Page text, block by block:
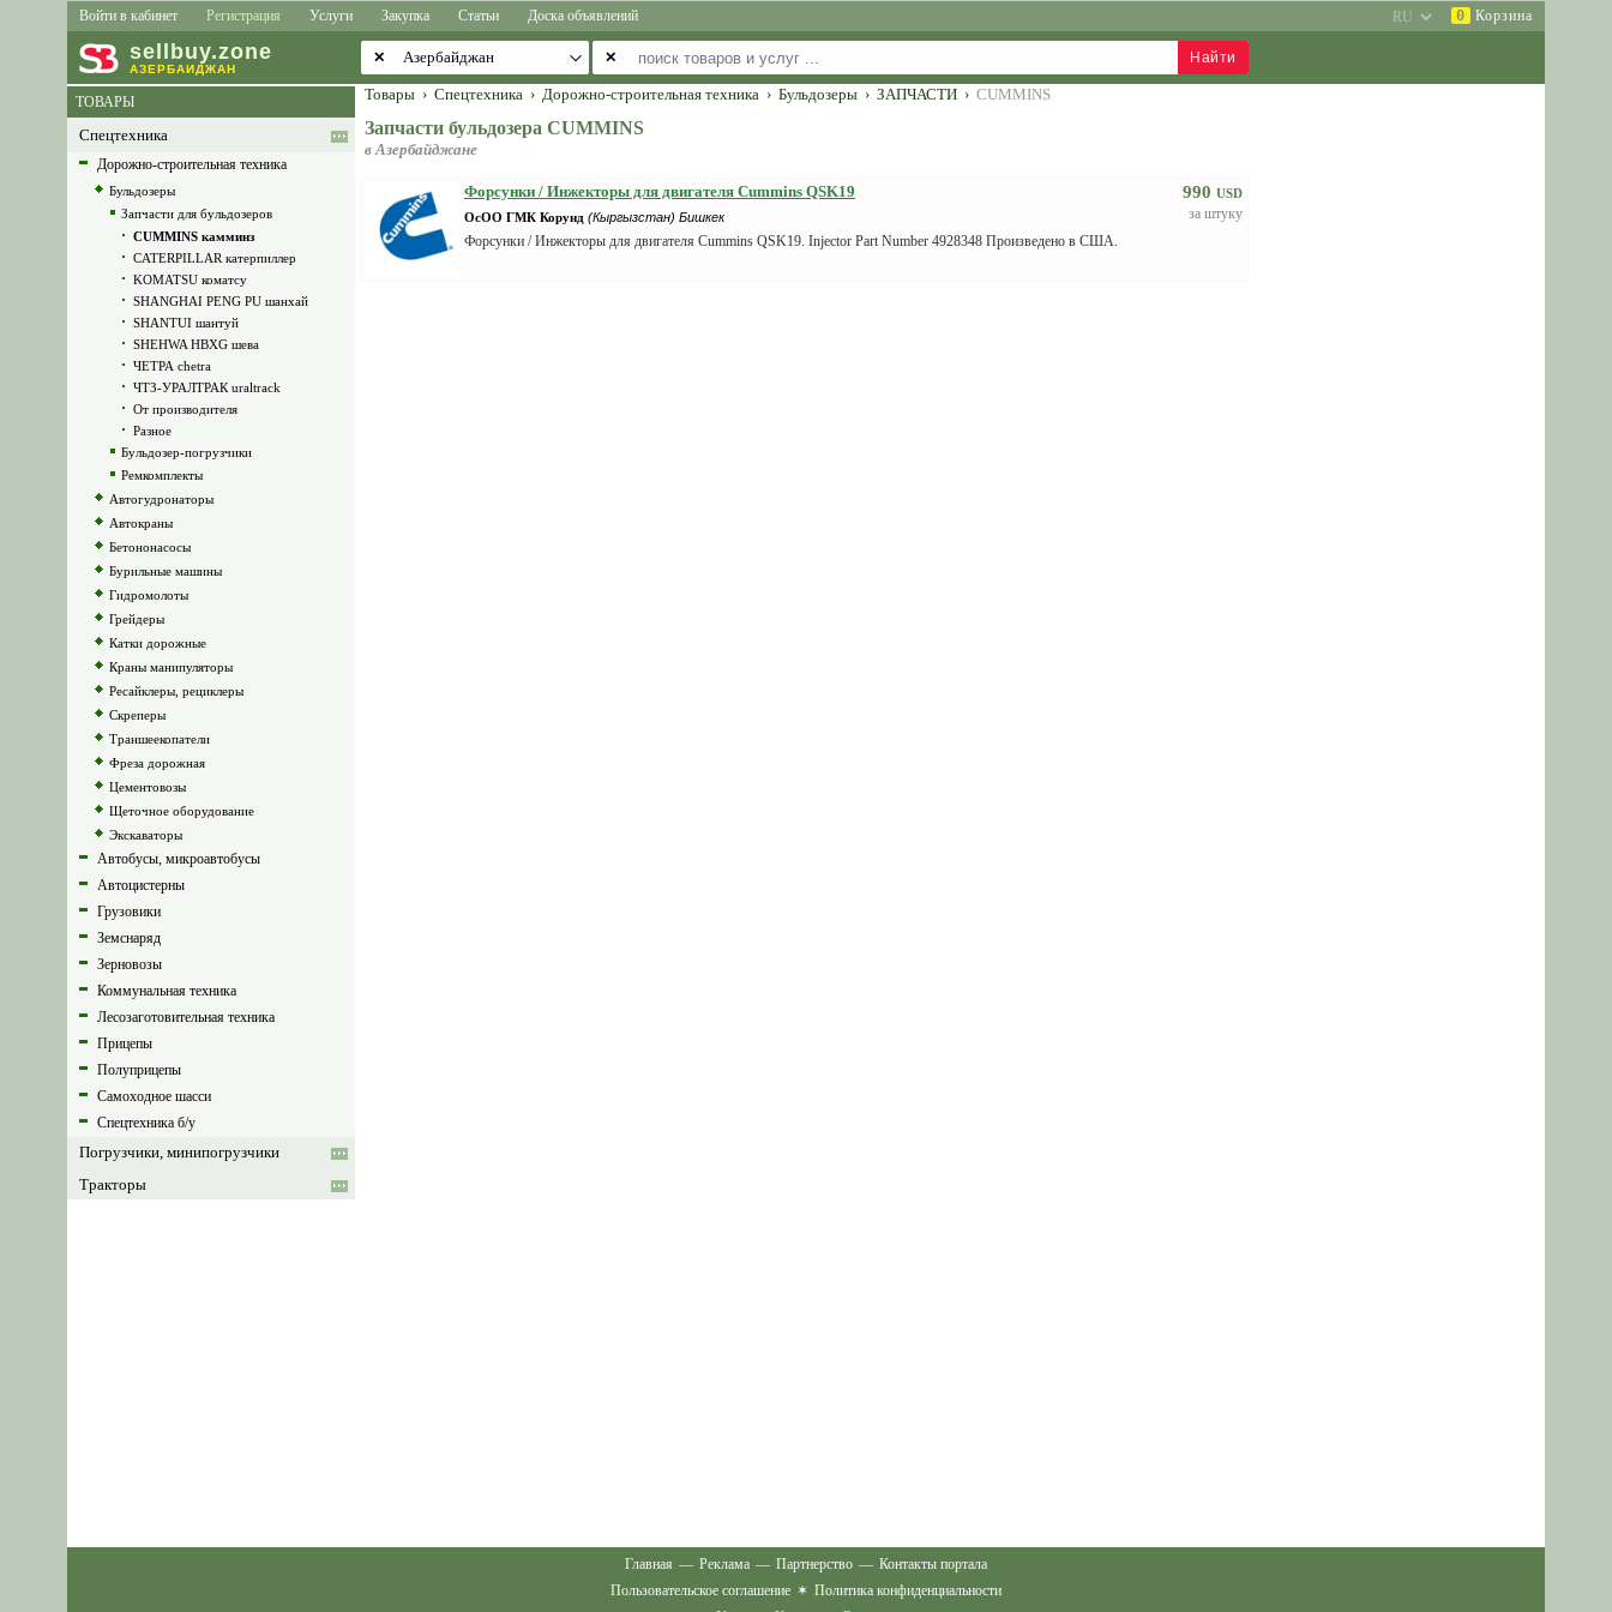
Войти в кабинет Регистрация Услуги Закупка Статьи Доска объявлений 0 Корзина
sell buy.zone
АЗЕРБАЙДЖАН
✕ ✕
ТОВАРЫ
Спецтехника
Дорожно-строительная техника
Бульдозеры
Запчасти для бульдозеров
CUMMINS камминз
CATERPILLAR катерпиллер
KOMATSU коматсу
SHANGHAI PENG PU шанхай
SHANTUI шантуй
SHEHWA HBXG шева
ЧЕТРА chetra
ЧТЗ-УРАЛТРАК uraltrack
От производителя
Разное
Бульдозер-погрузчики
Ремкомплекты
Автогудронаторы
Автокраны
Бетононасосы
Бурильные машины
Гидромолоты
Грейдеры
Катки дорожные
Краны манипуляторы
Ресайклеры, рециклеры
Скреперы
Траншеекопатели
Фреза дорожная
Цементовозы
Щеточное оборудование
Экскаваторы
Автобусы, микроавтобусы
Автоцистерны
Грузовики
Земснаряд
Зерновозы
Коммунальная техника
Лесозаготовительная техника
Прицепы
Полуприцепы
Самоходное шасси
Спецтехника б/у
Погрузчики, минипогрузчики
Тракторы
Товары › Спецтехника › Дорожно-строительная техника › Бульдозеры › ЗАПЧАСТИ › CUMMINS
Запчасти бульдозера CUMMINS
в Азербайджане
990 USD
за штуку
Форсунки / Инжекторы для двигателя Cummins QSK19
ОсОО ГМК Корунд (Кыргызстан) Бишкек
Форсунки / Инжекторы для двигателя Cummins QSK19. Injector Part Number 4928348 Произведено в США.
Главная — Реклама — Партнерство — Контакты портала
Пользовательское соглашение ✶ Политика конфиденциальности